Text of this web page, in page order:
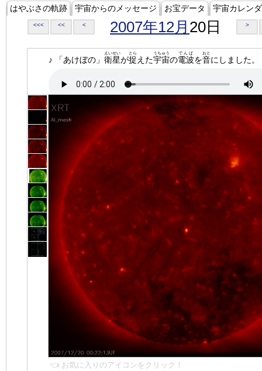
はやぶさの軌跡 宇宙からのメッセージ お宝データ 宇宙カレン
<<< << < 2007年12月 20日 >
♪ 「あけぼの」 衛星
えいせい
が捉
とら
えた宇宙
うちゅう
の電波
でんぱ
を音
おと
にしました。
👈 お気に入りのアイコンをクリック！